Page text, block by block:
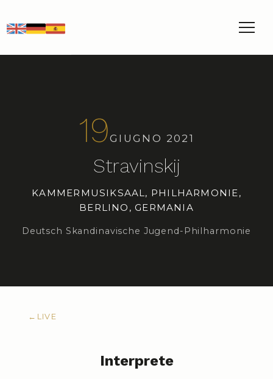
EN DE ES
19GIUGNO 2021
Stravinskij
KAMMERMUSIKSAAL, PHILHARMONIE,
BERLINO, GERMANIA
Deutsch Skandinavische Jugend-Philharmonie
← LIVE
Interprete